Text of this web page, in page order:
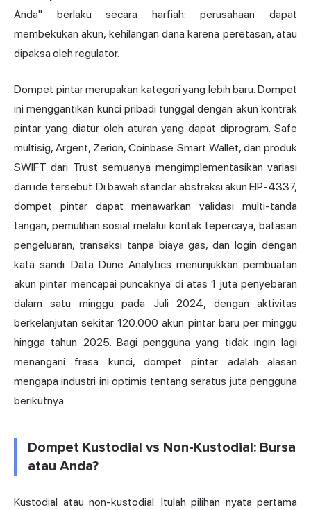
Anda" berlaku secara harfiah: perusahaan dapat
membekukan akun, kehilangan dana karena peretasan, atau
dipaksa oleh regulator.
Dompet pintar merupakan kategori yang lebih baru. Dompet
ini menggantikan kunci pribadi tunggal dengan akun kontrak
pintar yang diatur oleh aturan yang dapat diprogram. Safe
multisig, Argent, Zerion, Coinbase Smart Wallet, dan produk
SWIFT dari Trust semuanya mengimplementasikan variasi
dari ide tersebut. Di bawah standar abstraksi akun EIP-4337,
dompet pintar dapat menawarkan validasi multi-tanda
tangan, pemulihan sosial melalui kontak tepercaya, batasan
pengeluaran, transaksi tanpa biaya gas, dan login dengan
kata sandi. Data Dune Analytics menunjukkan pembuatan
akun pintar mencapai puncaknya di atas 1 juta penyebaran
dalam satu minggu pada Juli 2024, dengan aktivitas
berkelanjutan sekitar 120.000 akun pintar baru per minggu
hingga tahun 2025. Bagi pengguna yang tidak ingin lagi
menangani frasa kunci, dompet pintar adalah alasan
mengapa industri ini optimis tentang seratus juta pengguna
berikutnya.
Dompet Kustodial vs Non-Kustodial: Bursa
atau Anda?
Kustodial atau non-kustodial. Itulah pilihan nyata pertama